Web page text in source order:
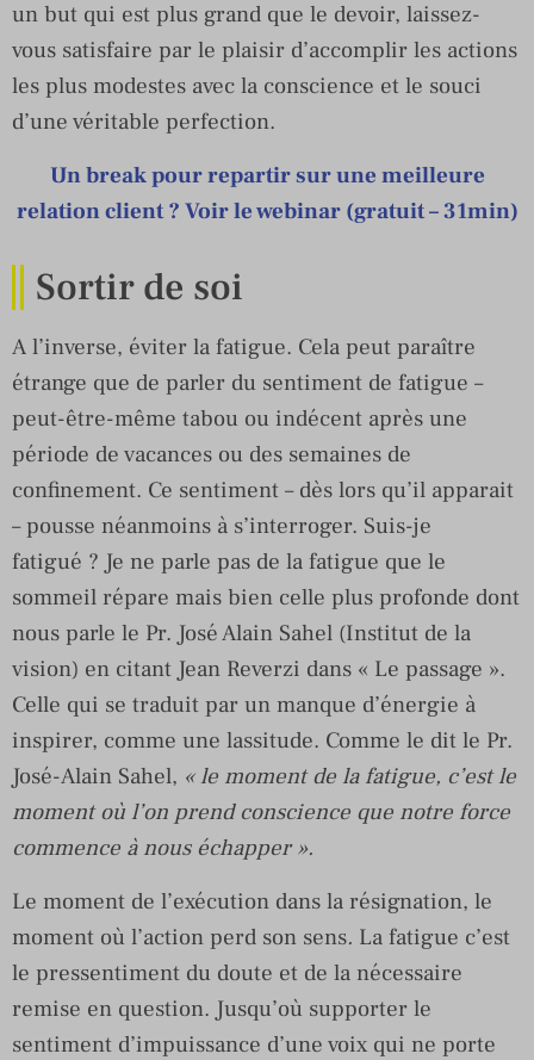
un but qui est plus grand que le devoir, laissez-
vous satisfaire par le plaisir d’accomplir les actions
les plus modestes avec la conscience et le souci
d’une véritable perfection.
Un break pour repartir sur une meilleure
relation client ? Voir le webinar (gratuit – 31min)
Sortir de soi
A l’inverse, éviter la fatigue. Cela peut paraître
étrange que de parler du sentiment de fatigue –
peut-être-même tabou ou indécent après une
période de vacances ou des semaines de
confinement. Ce sentiment – dès lors qu’il apparait
– pousse néanmoins à s’interroger. Suis-je
fatigué ? Je ne parle pas de la fatigue que le
sommeil répare mais bien celle plus profonde dont
nous parle le Pr. José Alain Sahel (Institut de la
vision) en citant Jean Reverzi dans « Le passage ».
Celle qui se traduit par un manque d’énergie à
inspirer, comme une lassitude. Comme le dit le Pr.
José-Alain Sahel, « le moment de la fatigue, c’est le
moment où l’on prend conscience que notre force
commence à nous échapper ».
Le moment de l’exécution dans la résignation, le
moment où l’action perd son sens. La fatigue c’est
le pressentiment du doute et de la nécessaire
remise en question. Jusqu’où supporter le
sentiment d’impuissance d’une voix qui ne porte